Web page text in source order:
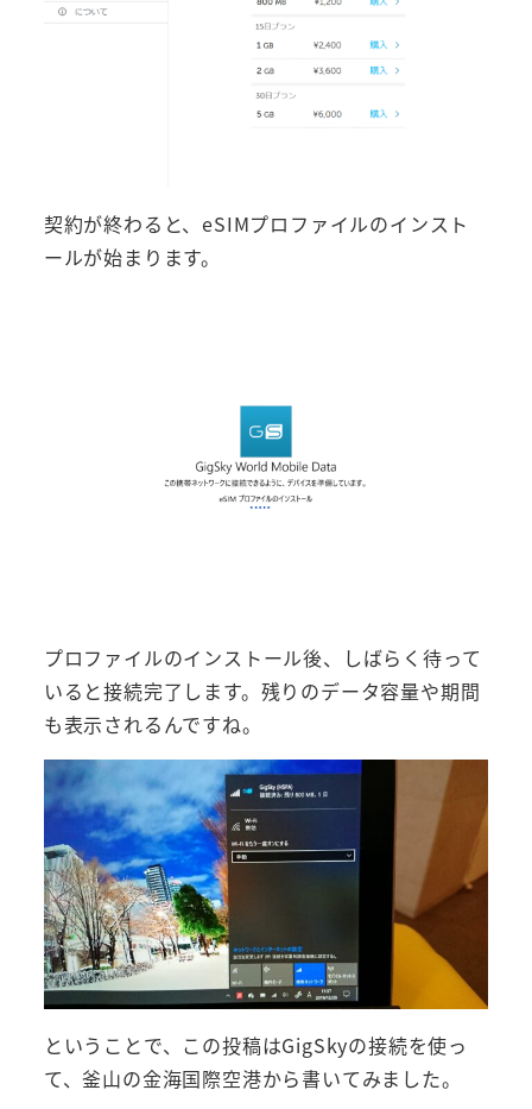
契約が終わると、eSIMプロファイルのインスト
ールが始まります。
プロファイルのインストール後、しばらく待って
いると接続完了します。残りのデータ容量や期間
も表示されるんですね。
ということで、この投稿はGigSkyの接続を使っ
て、釜山の金海国際空港から書いてみました。